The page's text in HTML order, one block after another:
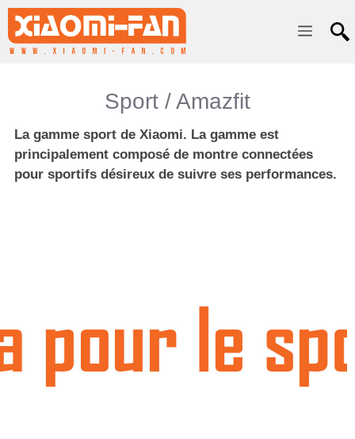
Menu
Sport / Amazfit
La gamme sport de Xiaomi. La gamme est
principalement composé de montre connectées
pour sportifs désireux de suivre ses performances.